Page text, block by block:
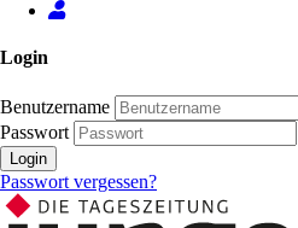
Login
Benutzername
Passwort
Login
Passwort vergessen?